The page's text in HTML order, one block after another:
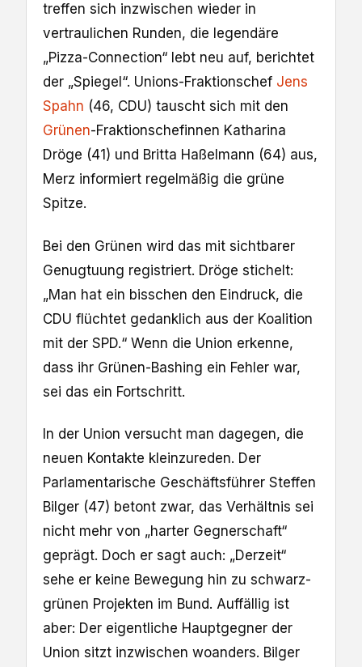
treffen sich inzwischen wieder in
vertraulichen Runden, die legendäre
„Pizza-Connection“ lebt neu auf, berichtet
der „Spiegel“. Unions-Fraktionschef Jens
Spahn (46, CDU) tauscht sich mit den
Grünen-Fraktionschefinnen Katharina
Dröge (41) und Britta Haßelmann (64) aus,
Merz informiert regelmäßig die grüne
Spitze.
Bei den Grünen wird das mit sichtbarer
Genugtuung registriert. Dröge stichelt:
„Man hat ein bisschen den Eindruck, die
CDU flüchtet gedanklich aus der Koalition
mit der SPD.“ Wenn die Union erkenne,
dass ihr Grünen-Bashing ein Fehler war,
sei das ein Fortschritt.
In der Union versucht man dagegen, die
neuen Kontakte kleinzureden. Der
Parlamentarische Geschäftsführer Steffen
Bilger (47) betont zwar, das Verhältnis sei
nicht mehr von „harter Gegnerschaft“
geprägt. Doch er sagt auch: „Derzeit“
sehe er keine Bewegung hin zu schwarz-
grünen Projekten im Bund. Auffällig ist
aber: Der eigentliche Hauptgegner der
Union sitzt inzwischen woanders. Bilger